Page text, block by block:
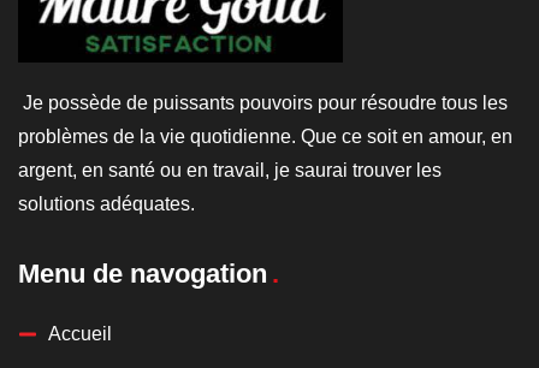
Je possède de puissants pouvoirs pour résoudre tous les
problèmes de la vie quotidienne. Que ce soit en amour, en
argent, en santé ou en travail, je saurai trouver les
solutions adéquates.
Menu de navogation
Accueil